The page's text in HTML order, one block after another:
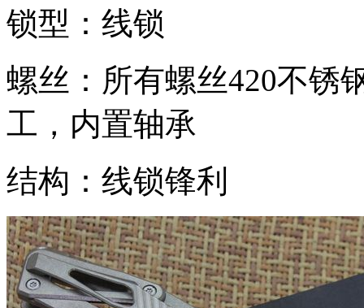
锁型：线锁
螺丝：所有螺丝420不锈
工，内置轴承
结构：线锁锋利